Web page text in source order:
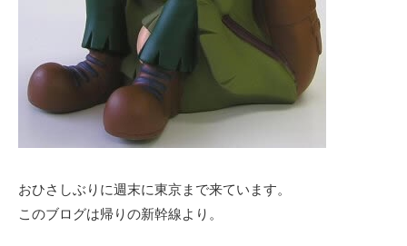
おひさしぶりに週末に東京まで来ています。
このブログは帰りの新幹線より。